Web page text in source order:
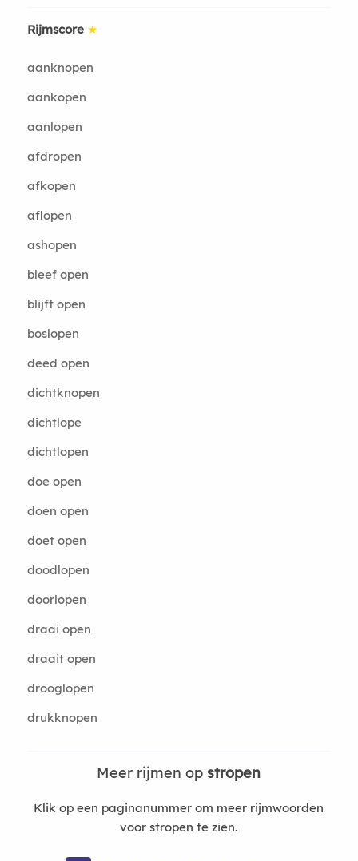
Rijmscore ★
aanknopen
aankopen
aanlopen
afdropen
afkopen
aflopen
ashopen
bleef open
blijft open
boslopen
deed open
dichtknopen
dichtlope
dichtlopen
doe open
doen open
doet open
doodlopen
doorlopen
draai open
draait open
drooglopen
drukknopen
Meer rijmen opstropen
Klik op een paginanummer om meer rijmwoorden
voor stropen te zien.